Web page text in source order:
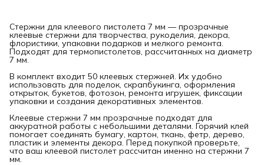
Стержни для клеевого пистолета 7 мм — прозрачные
клеевые стержни для творчества, рукоделия, декора,
флористики, упаковки подарков и мелкого ремонта.
Подходят для термопистолетов, рассчитанных на диаметр
7 мм.
В комплект входит 50 клеевых стержней. Их удобно
использовать для поделок, скрапбукинга, оформления
открыток, букетов, фотозон, ремонта игрушек, фиксации
упаковки и создания декоративных элементов.
Клеевые стержни 7 мм прозрачные подходят для
аккуратной работы с небольшими деталями. Горячий клей
помогает соединять бумагу, картон, ткань, фетр, дерево,
пластик и элементы декора. Перед покупкой проверьте,
что ваш клеевой пистолет рассчитан именно на стержни 7
мм.